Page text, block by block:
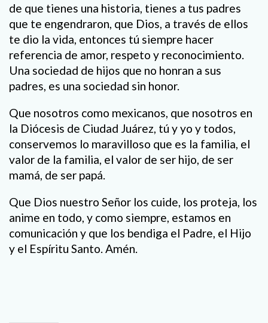
de que tienes una historia, tienes a tus padres
que te engendraron, que Dios, a través de ellos
te dio la vida, entonces tú siempre hacer
referencia de amor, respeto y reconocimiento.
Una sociedad de hijos que no honran a sus
padres, es una sociedad sin honor.
Que nosotros como mexicanos, que nosotros en
la Diócesis de Ciudad Juárez, tú y yo y todos,
conservemos lo maravilloso que es la familia, el
valor de la familia, el valor de ser hijo, de ser
mamá, de ser papá.
Que Dios nuestro Señor los cuide, los proteja, los
anime en todo, y como siempre, estamos en
comunicación y que los bendiga el Padre, el Hijo
y el Espíritu Santo. Amén.